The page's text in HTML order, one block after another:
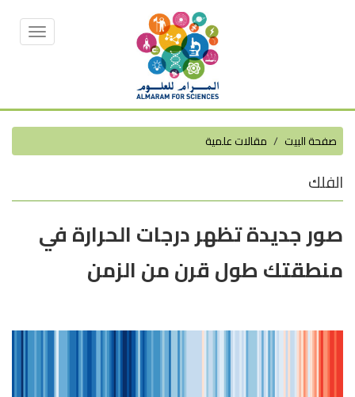
Toggle
صفحة البيت مقالات علمية
الفلك
صور جديدة تظهر درجات الحرارة في
منطقتك طول قرن من الزمن